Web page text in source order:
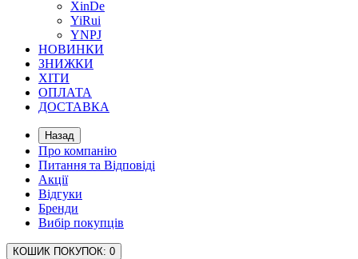
XinDe
YiRui
YNPJ
НОВИНКИ
ЗНИЖКИ
ХІТИ
ОПЛАТА
ДОСТАВКА
Назад
Про компанію
Питання та Відповіді
Акції
Відгуки
Бренди
Вибір покупців
КОШИК ПОКУПОК: 0